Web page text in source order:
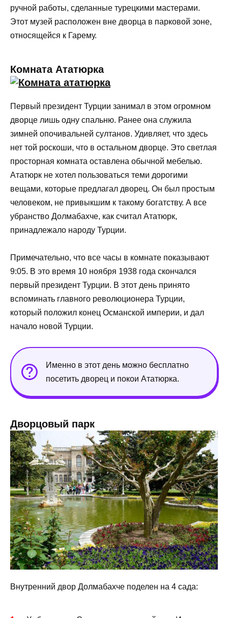
ручной работы, сделанные турецкими мастерами.
Этот музей расположен вне дворца в парковой зоне,
относящейся к Гарему.
Комната Ататюрка
Первый президент Турции занимал в этом огромном
дворце лишь одну спальню. Ранее она служила
зимней опочивальней султанов. Удивляет, что здесь
нет той роскоши, что в остальном дворце. Это светлая
просторная комната оставлена обычной мебелью.
Ататюрк не хотел пользоваться теми дорогими
вещами, которые предлагал дворец. Он был простым
человеком, не привыкшим к такому богатству. А все
убранство Долмабахче, как считал Ататюрк,
принадлежало народу Турции.
Примечательно, что все часы в комнате показывают
9:05. В это время 10 ноября 1938 года скончался
первый президент Турции. В этот день принято
вспоминать главного революционера Турции,
который положил конец Османской империи, и дал
начало новой Турции.
Именно в этот день можно бесплатно
посетить дворец и покои Ататюрка.
Дворцовый парк
Внутренний двор Долмабахче поделен на 4 сада: